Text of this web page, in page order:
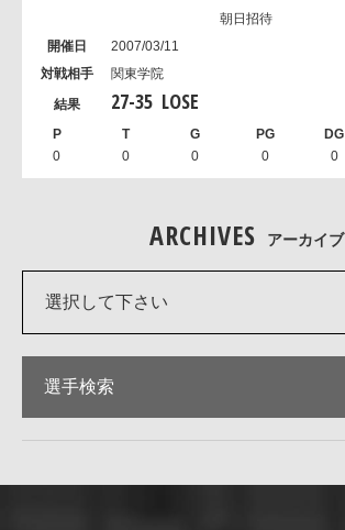
朝日招待
2007/03/11
関東学院
27-35 LOSE
0 0 0 0 0
ARCHIVES アーカイブ
選択して下さい
選手検索